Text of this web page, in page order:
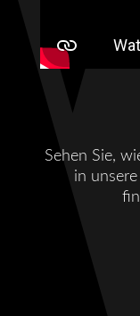
Sehen Sie,
in